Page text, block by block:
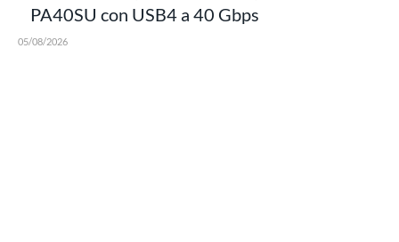
PA40SU con USB4 a 40 Gbps
05/08/2026